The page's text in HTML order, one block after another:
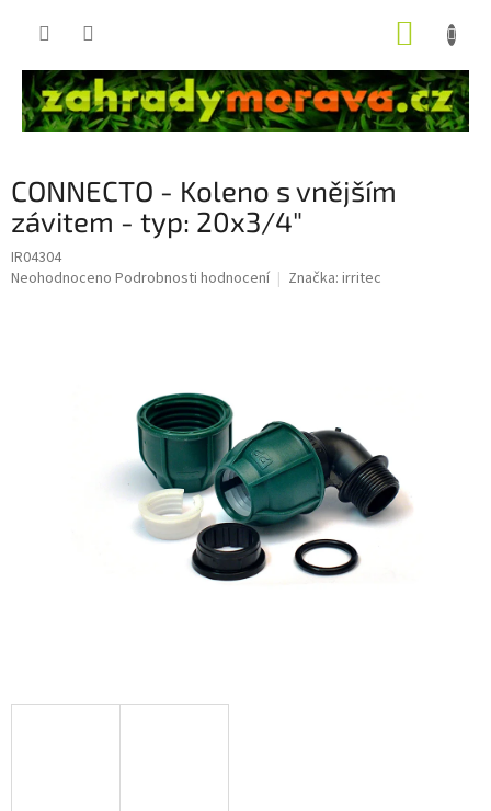
CONNECTO - Koleno s vnějším
závitem - typ: 20x3/4"
IR04304
Průměrné
Neohodnoceno Podrobnosti hodnocení Značka: irritec